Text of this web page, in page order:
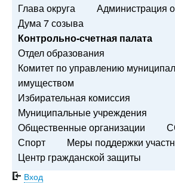
Глава округа
Администрация
Дума 7 созыва
Контрольно-счетная палата
Отдел образования
Комитет по управлению
имуществом
Избирательная комиссия
Муниципальные учреждения
Общественные организации
Спорт
Меры поддержки
Центр гражданской защиты
Вход